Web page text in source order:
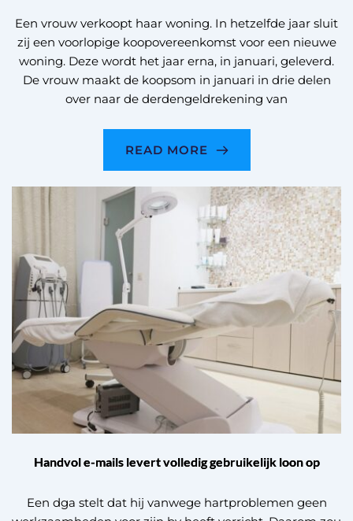
Een vrouw verkoopt haar woning. In hetzelfde jaar sluit
zij een voorlopige koopovereenkomst voor een nieuwe
woning. Deze wordt het jaar erna, in januari, geleverd.
De vrouw maakt de koopsom in januari in drie delen
over naar de derdengeldrekening van
READ MORE
Handvol e-mails levert volledig gebruikelijk loon op
Een dga stelt dat hij vanwege hartproblemen geen